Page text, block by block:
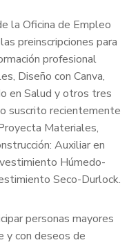
la Oficina de Empleo
preinscripciones para
profesional
Diseño con Canva,
en Salud y otros tres
suscrito recientemente
Materiales,
Auxiliar en
Húmedo-
Seco-Durlock.
personas mayores
y con deseos de